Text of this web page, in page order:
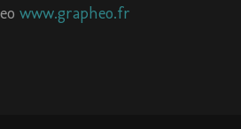
www.grapheo.fr